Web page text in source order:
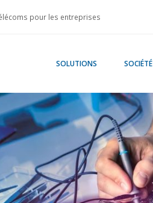
pour les entreprises
SOLUTIONS SOCIÉTÉ